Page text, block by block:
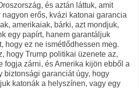
és aztán láttuk, amit
nagyon erős, kvázi katonai garancia
amerikaiak, bárki, azt mondjuk,
egy papírt, hanem garantáljuk
hogy ez ne ismétlődhessen meg.
hogy Trump politikai üzenete az,
fogja zárni, és Amerika kijön ebből a
biztonsági garanciát úgy, hogy
katonák a helyszínen, vagy egy